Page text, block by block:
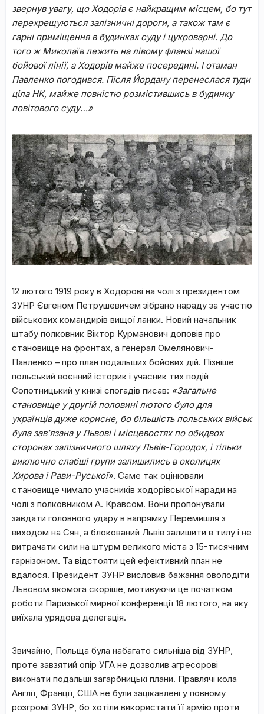
звернув увагу, що Ходорів є найкращим місцем, бо тут
перехрещуються залізничні дороги, а також там є
гарні приміщення в будинках суду і цукроварні. До
того ж Миколаїв лежить на лівому фланзі нашої
бойової лінії, а Ходорів майже посередині. І отаман
Павленко погодився. Після Йордану перенеслася туди
ціла НК, майже повністю розмістившись в будинку
повітового суду…»
12 лютого 1919 року в Ходорові на чолі з президентом
ЗУНР Євгеном Петрушевичем зібрано нараду за участю
військових командирів вищої ланки. Новий начальник
штабу полковник Віктор Курманович доповів про
становище на фронтах, а генерал Омелянович-
Павленко – про план подальших бойових дій. Пізніше
польський воєнний історик і учасник тих подій
Сопотницький у книзі спогадів писав: «Загальне
становище у другій половині лютого було для
українців дуже корисне, бо більшість польських військ
була зав’язана у Львові і місцевостях по обидвох
сторонах залізничного шляху Львів-Городок, і тільки
виключно слабші групи залишились в околицях
Хирова і Рави-Руської». Саме так оцінювали
становище чимало учасників ходорівської наради на
чолі з полковником А. Кравсом. Вони пропонували
завдати головного удару в напрямку Перемишля з
виходом на Сян, а блокований Львів залишити в тилу і не
витрачати сили на штурм великого міста з 15-тисячним
гарнізоном. Та відстояти цей ефективний план не
вдалося. Президент ЗУНР висловив бажання оволодіти
Львовом якомога скоріше, мотивуючи це початком
роботи Паризької мирної конференції 18 лютого, на яку
виїхала урядова делегація.
Звичайно, Польща була набагато сильніша від ЗУНР,
проте завзятий опір УГА не дозволив агресорові
виконати подальші загарбницькі плани. Правлячі кола
Англії, Франції, США не були зацікавлені у повному
розгромі ЗУНР, бо хотіли використати її армію проти